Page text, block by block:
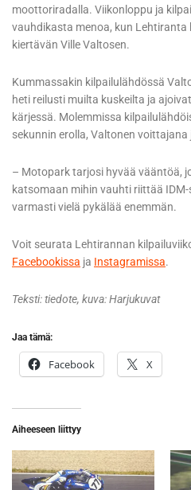
moottoriradalla. Viikonloppu ja
vauhdikasta menoa, kun
kiertävän Ville Valtosen.
Kummassakin kilpailulähdössä
heti reilusti muilta kuskeilta ja
kärjessä. Molemmissa
sekunnin erolla, Valtonen
– Motopark tarjosi hyvää vääntöä,
katsomaan mihin vauhti riittää
varmasti vielä pykälää enemmän.
Voit seurata Lehtirannan
Facebookissa ja Instagramissa.
Teksti: tiedote, kuva: Harjukuvat
Jaa tämä:
Facebook X
Aiheeseen liittyy